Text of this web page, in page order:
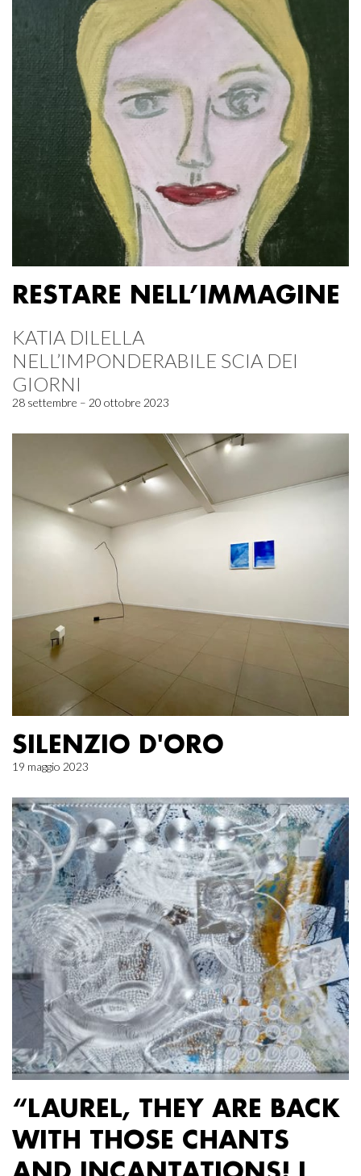
RESTARE NELL’IMMAGINE
KATIA DILELLA
NELL’IMPONDERABILE SCIA DEI
GIORNI
28 settembre – 20 ottobre 2023
SILENZIO D'ORO
19 maggio 2023
“LAUREL, THEY ARE BACK
WITH THOSE CHANTS